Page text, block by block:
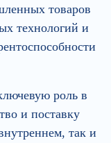
товаров
технологий и
роль в
и поставку
так и